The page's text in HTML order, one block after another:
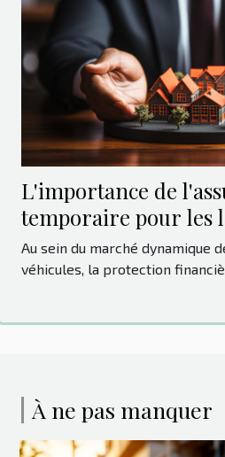
L'importance de
temporaire pour les
véhicules
Au sein du marché dynamique
véhicules, la protection
À ne pas manquer